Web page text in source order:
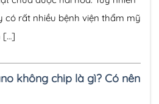
có rất nhiều bệnh viện thẩm mỹ
[…]
không chip là gì? Có nên